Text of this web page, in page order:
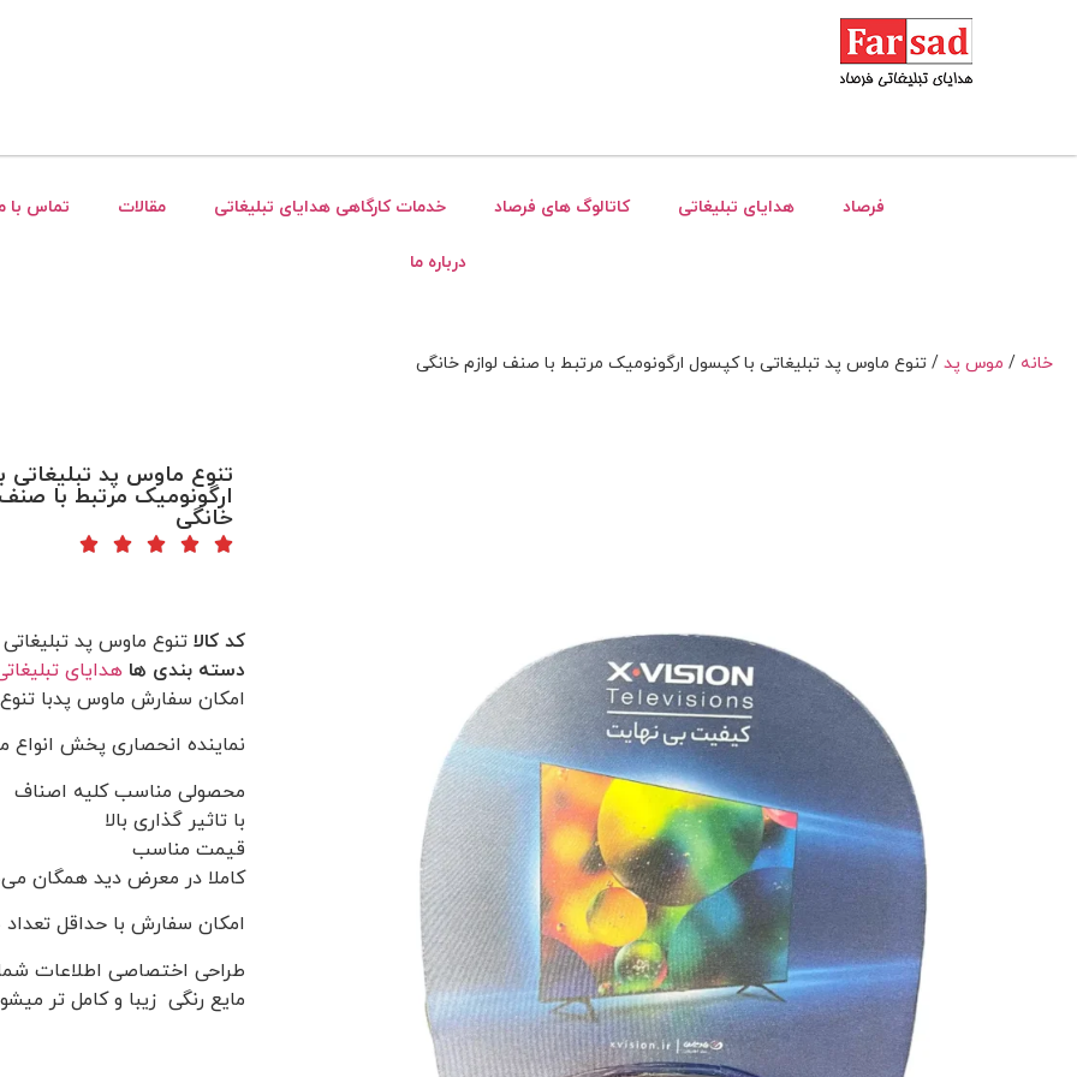
فرصاد هدایای تبلیغاتی کاتالوگ های فرصاد خدمات کارگاهی هدایای تبلیغاتی مقالات
تماس با
درباره ما
خانه / موس پد/ تنوع ماوس پد تبلیغاتی با کپسول ارگونومیک مرتبط با صنف لوازم خانگی
تنوع ماوس پد تبلیغاتی
ارگونومیک مرتبط با
خانگی
کد کالاتنوع ماوس پد
دسته بندی ها هدایای
امکان سفارش ماوس پدبا
نماینده انحصاری پخش
محصولی مناسب کلیه اصناف
با تاثیر گذاری بالا
قیمت مناسب
کاملا در معرض دید همگان
امکان سفارش با حداقل
طراحی اختصاصی اطلاعات شما
مایع رنگی زیبا و کامل تر